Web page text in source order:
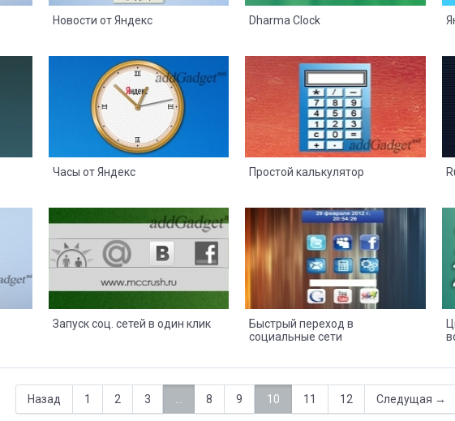
Новости от Яндекс Dharma Clock
21 8
Часы от Яндекс
13 5
Простой калькулятор
13 8
Запуск соц. сетей в один клик
12
Быстрый переход в
социальные сети
Назад 1 2 3 ... 8 9 10 11 12 Следущая →